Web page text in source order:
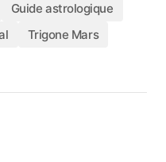
Guide astrologique
Trigone Mars